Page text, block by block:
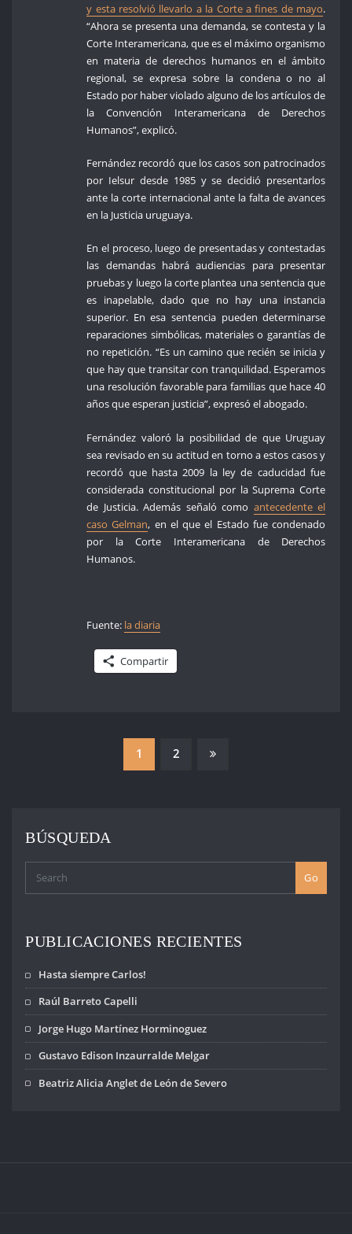
y esta resolvió llevarlo a la Corte a fines de mayo.
“Ahora se presenta una demanda, se contesta y la
Corte Interamericana, que es el máximo organismo
en materia de derechos humanos en el ámbito
regional, se expresa sobre la condena o no al
Estado por haber violado alguno de los artículos de
la Convención Interamericana de Derechos
Humanos”, explicó.
Fernández recordó que los casos son patrocinados
por Ielsur desde 1985 y se decidió presentarlos
ante la corte internacional ante la falta de avances
en la Justicia uruguaya.
En el proceso, luego de presentadas y contestadas
las demandas habrá audiencias para presentar
pruebas y luego la corte plantea una sentencia que
es inapelable, dado que no hay una instancia
superior. En esa sentencia pueden determinarse
reparaciones simbólicas, materiales o garantías de
no repetición. “Es un camino que recién se inicia y
que hay que transitar con tranquilidad. Esperamos
una resolución favorable para familias que hace 40
años que esperan justicia”, expresó el abogado.
Fernández valoró la posibilidad de que Uruguay
sea revisado en su actitud en torno a estos casos y
recordó que hasta 2009 la ley de caducidad fue
considerada constitucional por la Suprema Corte
de Justicia. Además señaló como antecedente el
caso Gelman, en el que el Estado fue condenado
por la Corte Interamericana de Derechos
Humanos.
Fuente: la diaria
Compartir
PAGINACIÓN
ENTRADAS
1 2
BÚSQUEDA
Go
PUBLICACIONES RECIENTES
Hasta siempre Carlos!
Raúl Barreto Capelli
Jorge Hugo Martínez Horminoguez
Gustavo Edison Inzaurralde Melgar
Beatriz Alicia Anglet de León de Severo